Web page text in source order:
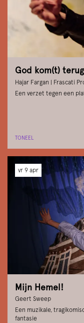
God kom(t) terug
Hajar Fargan | Frascati
Een verzet tegen een
TONEEL
Mijn Hemel!
Geert Sweep
Een muzikale,
fantasie
vr 9 apr